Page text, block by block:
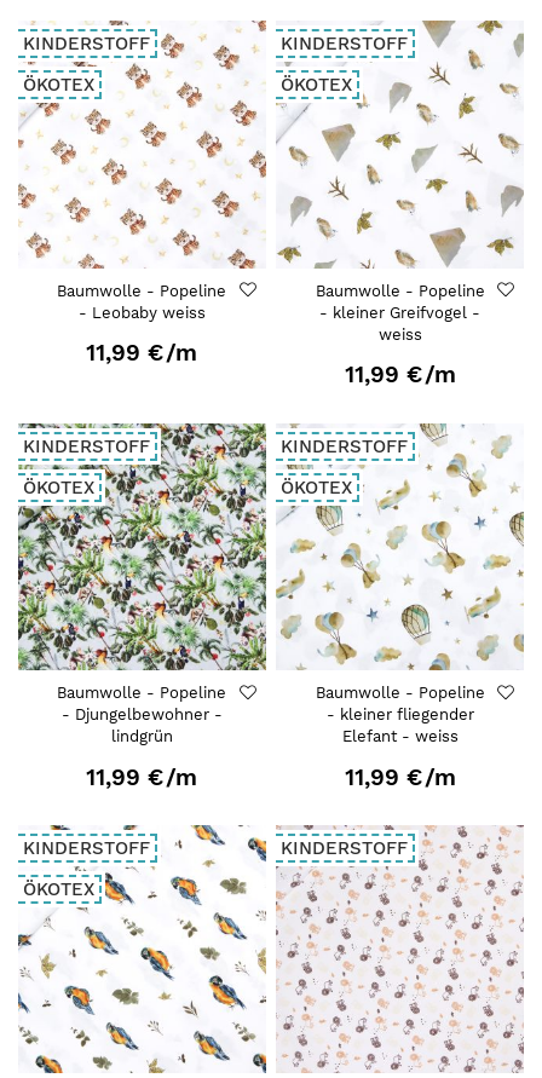
KINDERSTOFF
ÖKOTEX
Baumwolle - Popeline
- Leobaby weiss
11,99 €/m
KINDERSTOFF
ÖKOTEX
Baumwolle - Popeline
- kleiner Greifvogel -
weiss
11,99 €/m
KINDERSTOFF
ÖKOTEX
Baumwolle - Popeline
- Djungelbewohner -
lindgrün
11,99 €/m
KINDERSTOFF
ÖKOTEX
Baumwolle - Popeline
- kleiner fliegender
Elefant - weiss
11,99 €/m
KINDERSTOFF
ÖKOTEX
KINDERSTOFF